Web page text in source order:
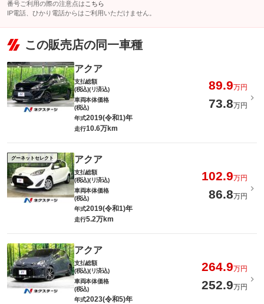
番号ご利用の際の注意点は こちら
IP電話、ひかり電話からはご利用いただけません。
この販売店の同一車種
アクア
支払総額
(税込)(リ済込)
89.9万円
車両本体価格
(税込)
73.8万円
年式2019(令和1)年
走行10.6万km
グーネットセレクト アクア
支払総額
(税込)(リ済込)
102.9万円
車両本体価格
(税込)
86.8万円
年式2019(令和1)年
走行5.2万km
アクア
支払総額
(税込)(リ済込)
264.9万円
車両本体価格
(税込)
252.9万円
年式2023(令和5)年